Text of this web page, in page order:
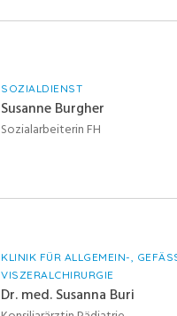
SOZIALDIENST
Susanne Burgher
Sozialarbeiterin FH
KLINIK FÜR ALLGEMEIN-,
VISZERALCHIRURGIE
Dr. med. Susanna Buri